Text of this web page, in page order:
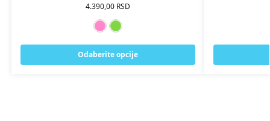
4.390,00 RSD
Odaberite opcije